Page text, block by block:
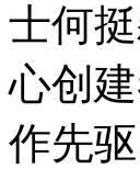
士何
心创
作先